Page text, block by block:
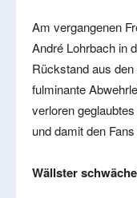
Am vergangenen
André Lohrbach in
Rückstand aus
fulminante
verloren
und damit den
Wällster